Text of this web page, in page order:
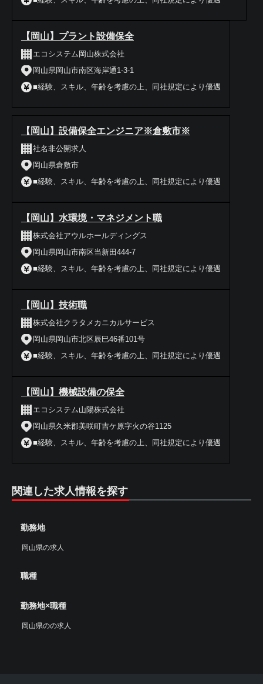
【岡山】プラント設備保全
エコシステム岡山株式会社
岡山県岡山市南区海岸通1-3-1
■経験、スキル、年齢を考慮の上、同社規定により優遇
【岡山】設備保全エンジニア※倉敷市※
社名非公開求人
岡山県倉敷市
■経験、スキル、年齢を考慮の上、同社規定により優遇
【岡山】水環境・マネジメント職
株式会社アウルホールディングス
岡山県岡山市南区当新田444-7
■経験、スキル、年齢を考慮の上、同社規定により優遇
【岡山】技術職
株式会社クラタメカニカルサービス
岡山県岡山市北区辰巳46番101号
■経験、スキル、年齢を考慮の上、同社規定により優遇
【岡山】機械設備の保全
エコシステム山陽株式会社
岡山県久米郡美咲町吉ケ原字火の谷1125
■経験、スキル、年齢を考慮の上、同社規定により優遇
関連した求人情報を探す
勤務地
岡山県の求人
職種
勤務地×職種
岡山県のの求人